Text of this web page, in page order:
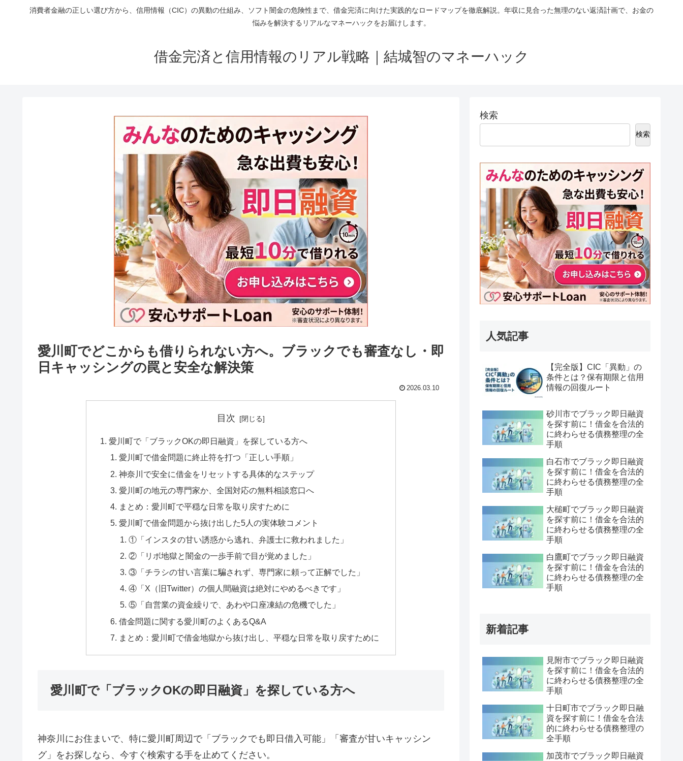
消費者金融の正しい選び方から、信用情報（CIC）の異動の仕組み、ソフト闇金の危険性まで、借金完済に向けた実践的なロードマップを徹底解説。年収に見合った無理のない返済計画で、お金の
悩みを解決するリアルなマネーハックをお届けします。
借金完済と信用情報のリアル戦略｜結城智のマネーハック
愛川町でどこからも借りられない方へ。ブラックでも審査なし・即
日キャッシングの罠と安全な解決策
2026.03.10
目次
愛川町で「ブラックOKの即日融資」を探している方へ
愛川町で借金問題に終止符を打つ「正しい手順」
神奈川で安全に借金をリセットする具体的なステップ
愛川町の地元の専門家か、全国対応の無料相談窓口へ
まとめ：愛川町で平穏な日常を取り戻すために
愛川町で借金問題から抜け出した5人の実体験コメント
①「インスタの甘い誘惑から逃れ、弁護士に救われました」
②「リボ地獄と闇金の一歩手前で目が覚めました」
③「チラシの甘い言葉に騙されず、専門家に頼って正解でした」
④「X（旧Twitter）の個人間融資は絶対にやめるべきです」
⑤「自営業の資金繰りで、あわや口座凍結の危機でした」
借金問題に関する愛川町のよくあるQ&A
まとめ：愛川町で借金地獄から抜け出し、平穏な日常を取り戻すために
愛川町で「ブラックOKの即日融資」を探している方へ
神奈川にお住まいで、特に愛川町周辺で「ブラックでも即日借入可能」「審査が甘いキャッシン
グ」をお探しなら、今すぐ検索する手を止めてください。
検索
検索
人気記事
【完全版】CIC「異動」の
条件とは？保有期限と信用
情報の回復ルート
砂川市でブラック即日融資
を探す前に！借金を合法的
に終わらせる債務整理の全
手順
白石市でブラック即日融資
を探す前に！借金を合法的
に終わらせる債務整理の全
手順
大槌町でブラック即日融資
を探す前に！借金を合法的
に終わらせる債務整理の全
手順
白鷹町でブラック即日融資
を探す前に！借金を合法的
に終わらせる債務整理の全
手順
新着記事
見附市でブラック即日融資
を探す前に！借金を合法的
に終わらせる債務整理の全
手順
十日町市でブラック即日融
資を探す前に！借金を合法
的に終わらせる債務整理の
全手順
加茂市でブラック即日融資